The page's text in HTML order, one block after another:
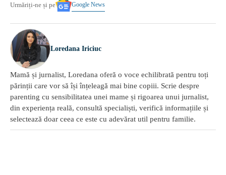
Urmăriți-ne și pe Google News
Loredana Iriciuc
Mamă și jurnalist, Loredana oferă o voce echilibrată pentru toți
părinții care vor să își înțeleagă mai bine copiii. Scrie despre
parenting cu sensibilitatea unei mame și rigoarea unui jurnalist,
din experiența reală, consultă specialiști, verifică informațiile și
selectează doar ceea ce este cu adevărat util pentru familie.